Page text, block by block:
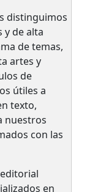
distinguimos
de alta
de temas,
artes y
de
útiles a
texto,
nuestros
con las
en